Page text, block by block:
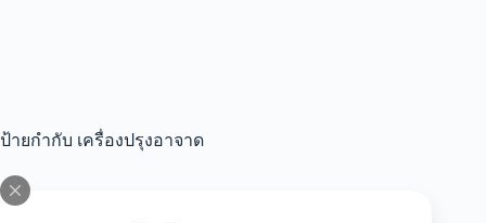
ป้ายกำกับ เครื่องปรุงอาจาด